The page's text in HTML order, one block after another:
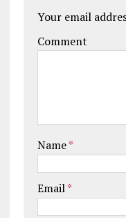
Your email
Comment
Name*
Email*